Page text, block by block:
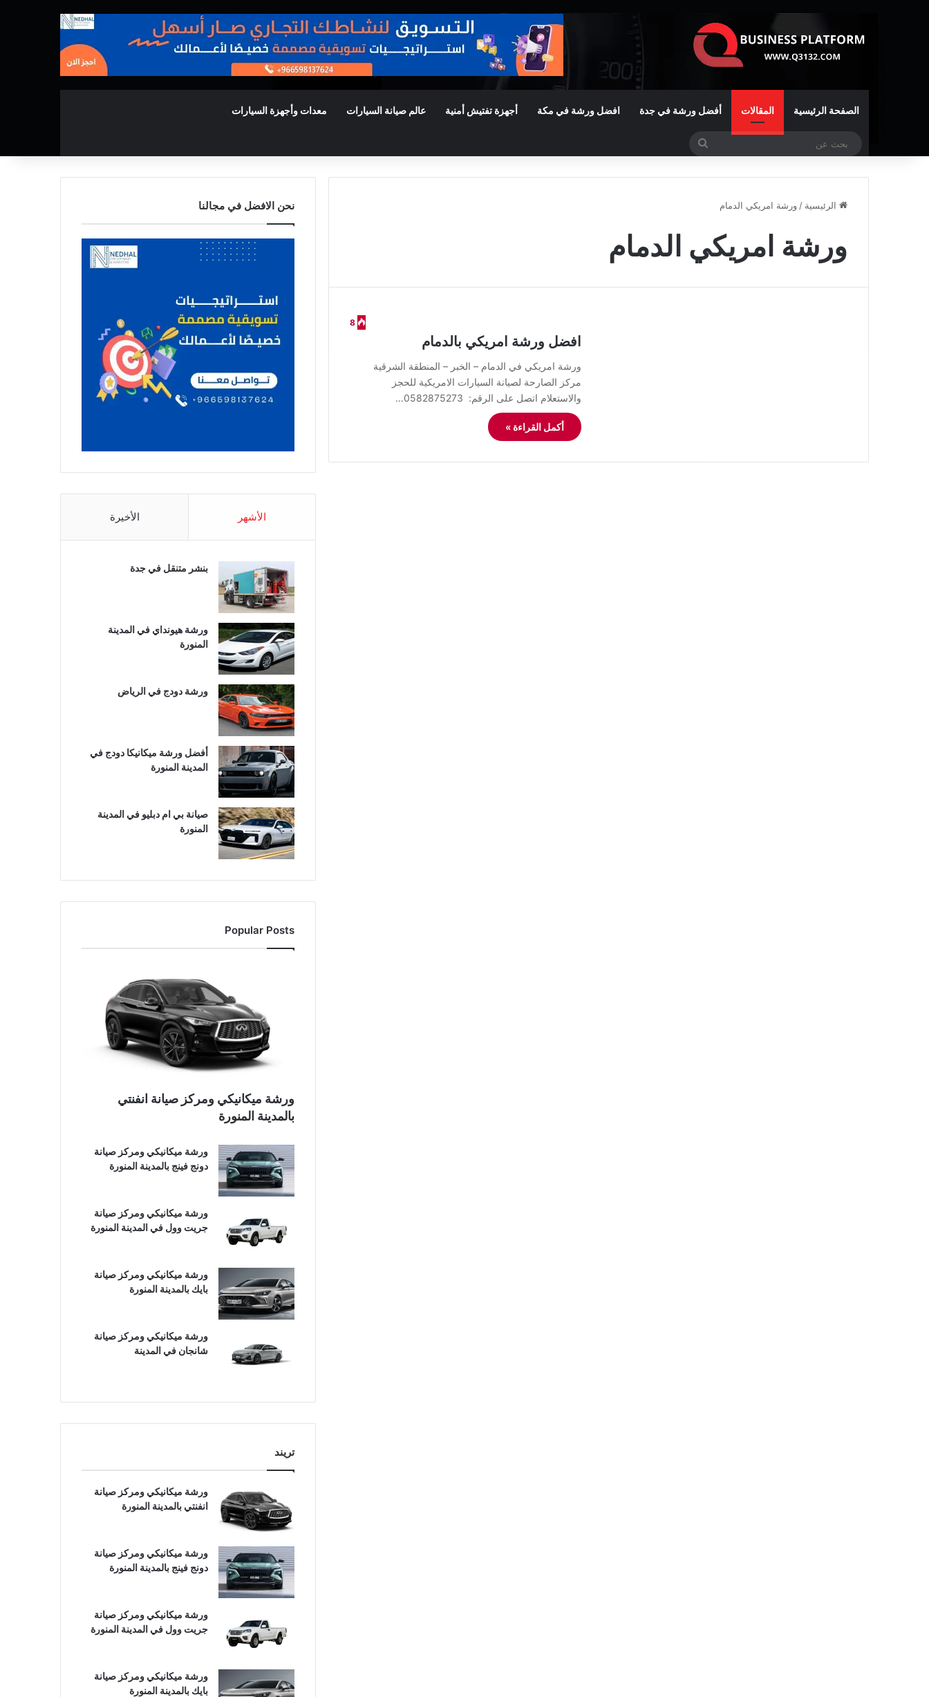
الصفحة الرئيسية المقالات أفضل ورشة في جدة افضل ورشة في مكة أجهزة تفتيش أمنية عالم صيانة السيارات معدات وأجهزة السيارات
الرئيسية / ورشة امريكي الدمام
ورشة امريكي الدمام
8
افضل ورشة امريكي بالدمام
ورشة امريكي في الدمام – الخبر – المنطقة الشرقية
مركز الصارحة لصيانة السيارات الامريكية للحجز
والاستعلام اتصل على الرقم: 0582875273…
أكمل القراءة »
نحن الافضل في مجالنا
الأشهر الأخيرة
بنشر متنقل في جدة
ورشة هيونداي في المدينة
المنورة
ورشة دودج في الرياض
أفضل ورشة ميكانيكا دودج في
المدينة المنورة
صيانة بي ام دبليو في المدينة
المنورة
Popular Posts
ورشة ميكانيكي ومركز صيانة انفنتي
بالمدينة المنورة
ورشة ميكانيكي ومركز صيانة
دونج فينج بالمدينة المنورة
ورشة ميكانيكي ومركز صيانة
جريت وول في المدينة المنورة
ورشة ميكانيكي ومركز صيانة
بايك بالمدينة المنورة
ورشة ميكانيكي ومركز صيانة
شانجان في المدينة
تريند
ورشة ميكانيكي ومركز صيانة
انفنتي بالمدينة المنورة
ورشة ميكانيكي ومركز صيانة
دونج فينج بالمدينة المنورة
ورشة ميكانيكي ومركز صيانة
جريت وول في المدينة المنورة
ورشة ميكانيكي ومركز صيانة
بايك بالمدينة المنورة